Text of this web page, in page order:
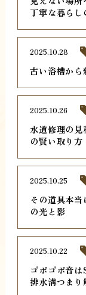
丁寧な暮らし
古い浴槽から
2025.10.28
水道修理の見
の賢い取り方
2025.10.26
その道具本
の光と影
2025.10.25
ゴボゴボ音
排水溝つまり
2025.10.22